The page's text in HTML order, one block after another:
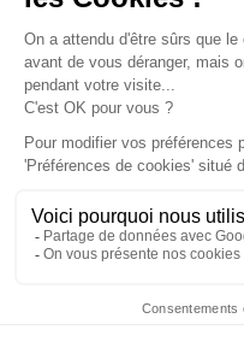
Éditions du Panthéon -
75015 Paris
01 43 71 14 72
FAQ LIBRAIRIES